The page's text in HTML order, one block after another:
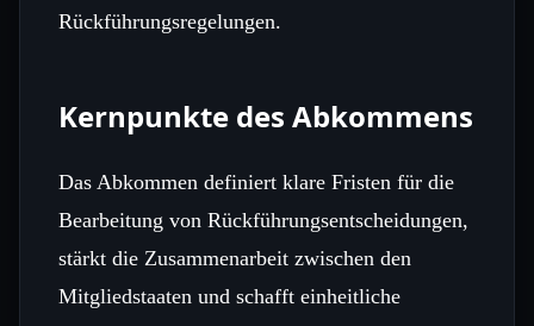
Rückführungsregelungen.
Kernpunkte des Abkommens
Das Abkommen definiert klare Fristen für die
Bearbeitung von Rückführungsentscheidungen,
stärkt die Zusammenarbeit zwischen den
Mitgliedstaaten und schafft einheitliche